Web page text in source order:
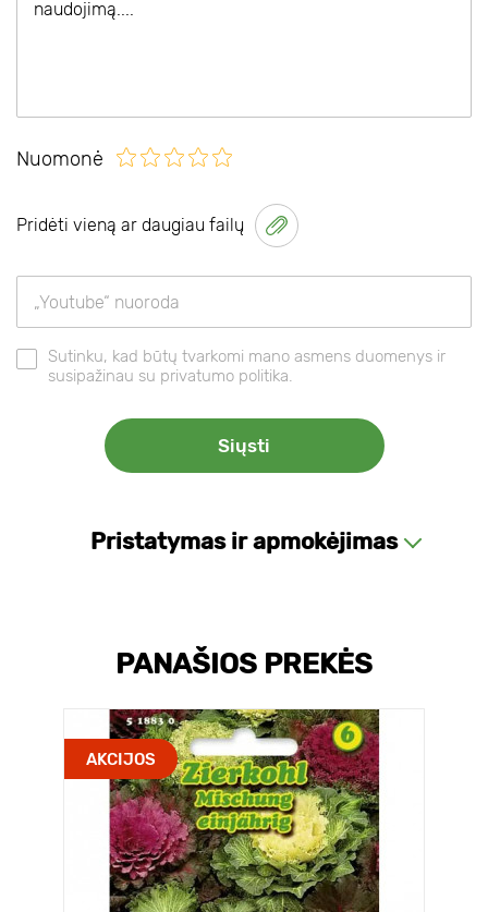
Nuomonė
Pridėti vieną ar daugiau failų
Sutinku, kad būtų tvarkomi mano asmens duomenys ir
susipažinau su privatumo politika.
Pristatymas ir apmokėjimas
PANAŠIOS PREKĖS
AKCIJOS